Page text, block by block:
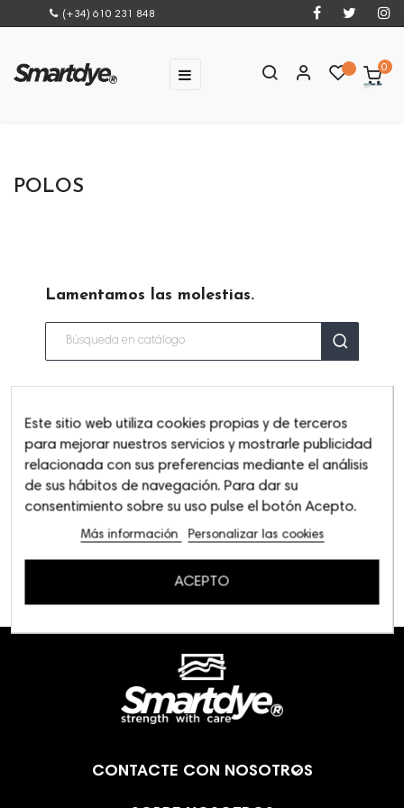
(+34) 610 231 848
Navegación
☰ 0
POLOS
Lamentamos las molestias.
CONTACTE CON NOSOTROS

Este sitio web utiliza cookies propias y de terceros
para mejorar nuestros servicios y mostrarle publicidad
relacionada con sus preferencias mediante el análisis
de sus hábitos de navegación. Para dar su
consentimiento sobre su uso pulse el botón Acepto.
Más información Personalizar las cookies
ACEPTO